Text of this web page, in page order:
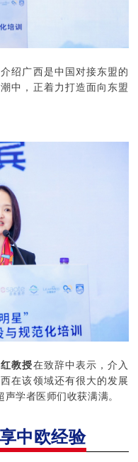
绍广西是中国对接东盟的
中，正着力打造面向东盟
教授在致辞中表示，介入
在该领域还有很大的发展
学者医师们收获满满。
中欧经验